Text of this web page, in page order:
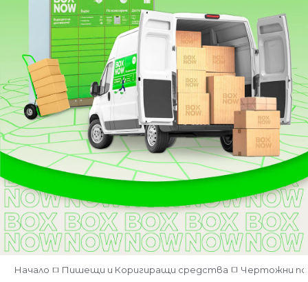
Начало Пишещи и Коригиращи средства Чертожни